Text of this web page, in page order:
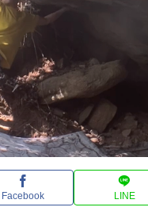
Facebook LINE